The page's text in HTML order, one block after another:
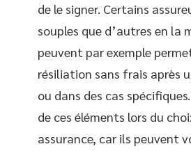
de le signer. Certains
souples que d’autres en la
peuvent par exemple
résiliation sans frais après
ou dans des cas
de ces éléments lors du
assurance, car ils peuvent